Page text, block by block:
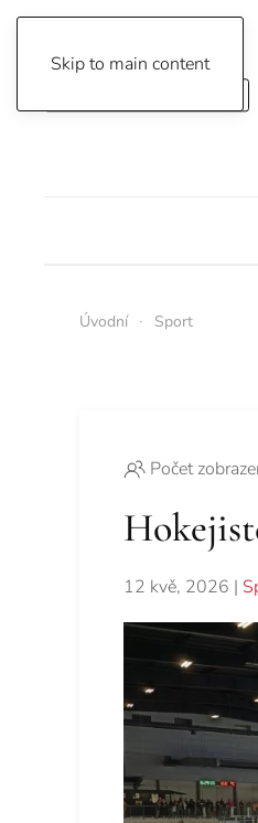
Skip to main content
Úvodní Sport
Počet
12 kvě, 2026 |